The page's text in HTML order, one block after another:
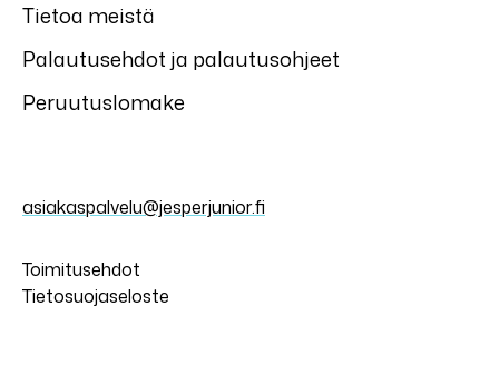
Tietoa meistä
Palautusehdot ja palautusohjeet
Peruutuslomake
asiakaspalvelu@jesperjunior.fi
Toimitusehdot
Tietosuojaseloste